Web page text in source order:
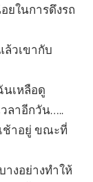
ยในการดึงรถ
วเขากับ
เหลือดู
ลาอีกวัน…..
ช้าอยู่ ขณะที่
างอย่างทำให้